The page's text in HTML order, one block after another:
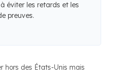
éviter les retards et les
preuves.
hors des États-Unis mais